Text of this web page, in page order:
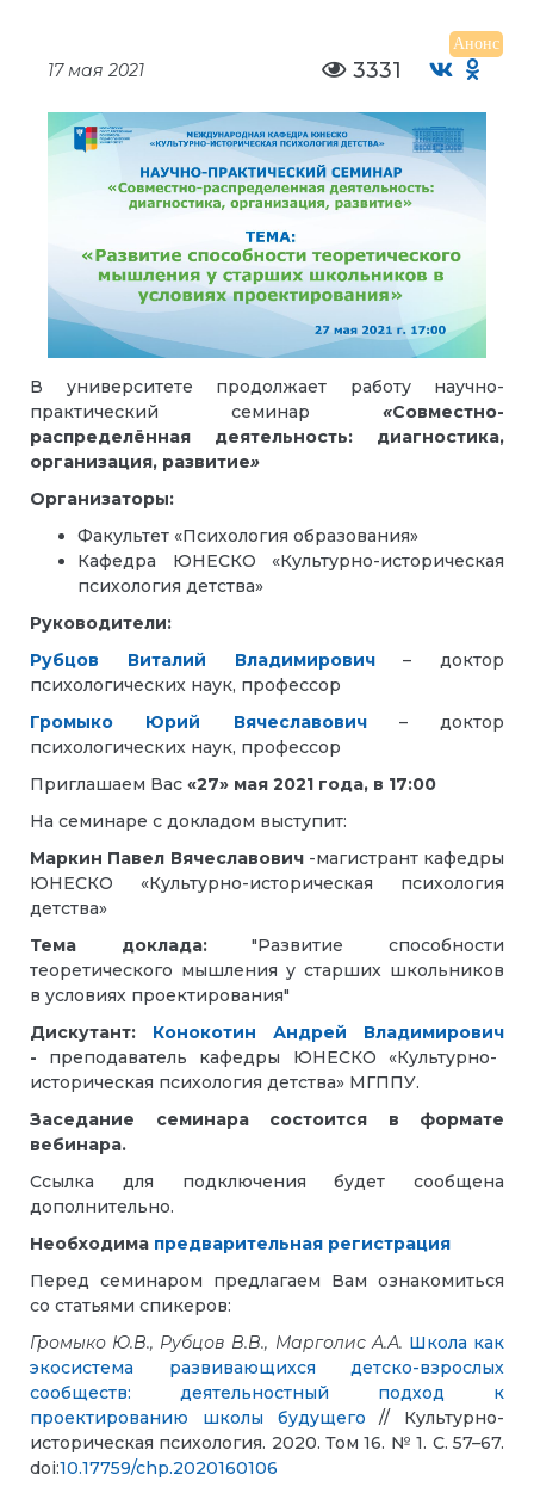
Анонс
17 мая 2021 3331
В университете продолжает работу научно-
практический семинар «Совместно-
распределённая деятельность: диагностика,
организация, развитие»
Организаторы:
Факультет «Психология образования»
Кафедра ЮНЕСКО «Культурно-историческая
психология детства»
Руководители:
Рубцов Виталий Владимирович– доктор
психологических наук, профессор
Громыко Юрий Вячеславович
– доктор
психологических наук, профессор
Приглашаем Вас «27» мая 2021 года, в 17:00
На семинаре с докладом выступит:
Маркин Павел Вячеславович -магистрант кафедры
ЮНЕСКО «Культурно-историческая психология
детства»
Тема доклада:"Развитие способности
теоретического мышления у старших школьников
в условиях проектирования"
Дискутант: Конокотин Андрей Владимирович
- преподаватель кафедры ЮНЕСКО «Культурно-
историческая психология детства» МГППУ.
Заседание семинара состоится в формате
вебинара.
Ссылка для подключения будет сообщена
дополнительно.
Необходима предварительная регистрация
Перед семинаром предлагаем Вам ознакомиться
со статьями спикеров:
Громыко Ю.В., Рубцов В.В., Марголис А.А. Школа как
экосистема развивающихся детско-взрослых
сообществ: деятельностный подход к
проектированию школы будущего // Культурно-
историческая психология. 2020. Том 16. № 1. С. 57–67.
doi:10.17759/chp.2020160106